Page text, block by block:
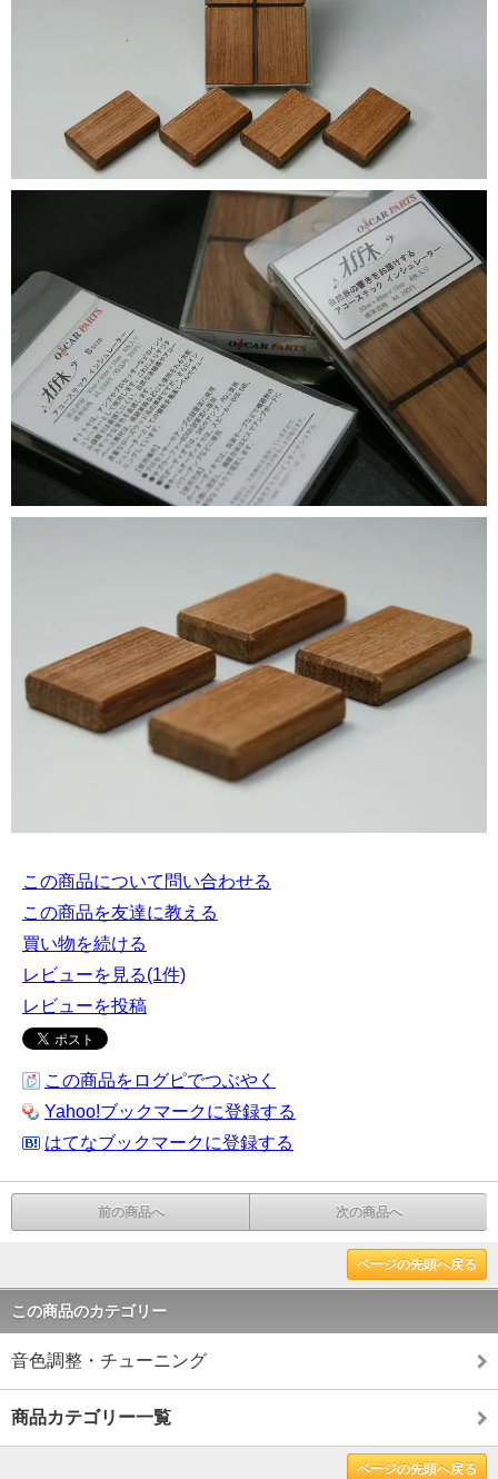
この商品について問い合わせる
この商品を友達に教える
買い物を続ける
レビューを見る(1件)
レビューを投稿
この商品をログピでつぶやく
Yahoo!ブックマークに登録する
はてなブックマークに登録する
前の商品へ 次の商品へ
ページの先頭へ戻る
この商品のカテゴリー
音色調整・チューニング
商品カテゴリー一覧
ページの先頭へ戻る